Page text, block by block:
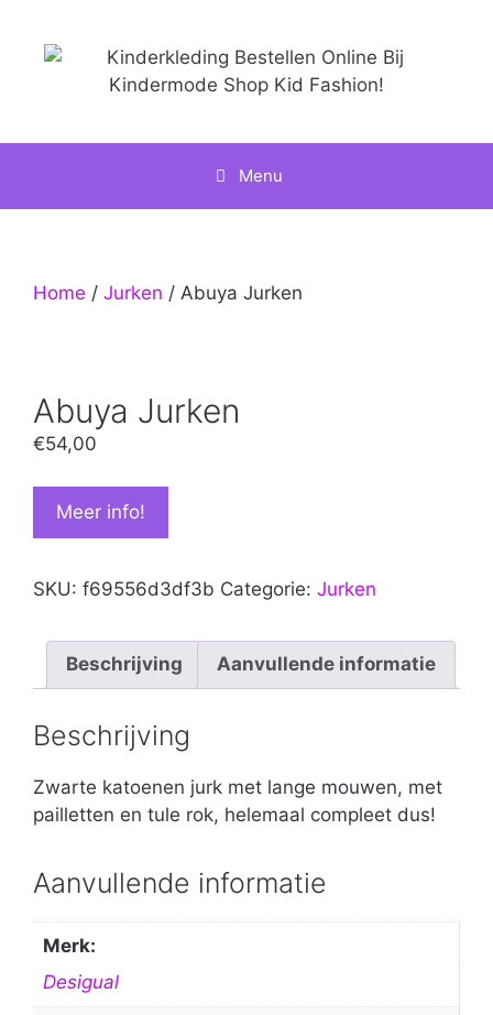
Menu
Home / Jurken / Abuya Jurken
Abuya Jurken
€54,00
Meer info!
SKU: f69556d3df3b Categorie: Jurken
Beschrijving Aanvullende informatie
Beschrijving
Zwarte katoenen jurk met lange mouwen, met
pailletten en tule rok, helemaal compleet dus!
Aanvullende informatie
Merk:
Desigual